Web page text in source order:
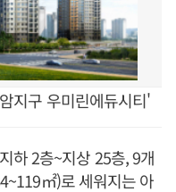
지구 우미린에듀시티'
하 2층~지상 25층, 9개
㎡)로 세워지는 아